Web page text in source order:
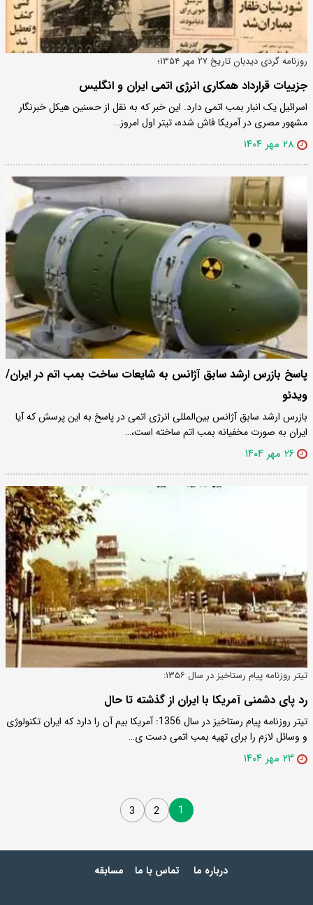
روزنامه گردی دیدبان تاریخ ۲۷ مهر ۱۳۵۴؛
جزییات قرارداد همکاری انرژی اتمی ایران و انگلیس
اسرائیل یک انبار بمب اتمی دارد. این خبر که به نقل از حسنین هیکل خبرنگار
مشهور مصری در آمریکا فاش شده، تیتر اول امروز…
۲۸ مهر ۱۴۰۴
پاسخ بازرس ارشد سابق آژانس به شایعات ساخت بمب اتم در ایران/
ویدئو
بازرس ارشد سابق آژانس بین‌المللی انرژی اتمی در پاسخ به این پرسش که آیا
ایران به صورت مخفیانه بمب اتم ساخته است،…
۲۶ مهر ۱۴۰۴
تیتر روزنامه پیام رستاخیز در سال ۱۳۵۶:
رد پای دشمنی آمریکا با ایران از گذشته تا حال
تیتر روزنامه پیام رستاخیز در سال 1356: آمریکا بیم آن را دارد که ایران تکنولوژی
و وسائل لازم را برای تهیه بمب اتمی دست ی…
۲۳ مهر ۱۴۰۴
1
2
3
درباره ما تماس با ما مسابقه